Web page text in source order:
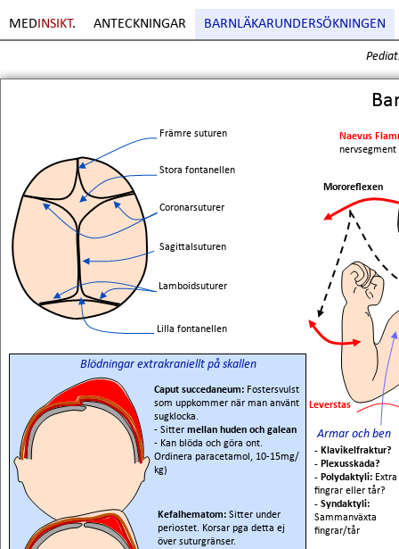
MED INSIKT. ANTECKNINGAR BARNLÄKARUNDERSÖKNINGEN
Mororeflexen
Naevus
nervsegment
Caput succedaneum: Fostersvulst
som uppkommer när man använt
sugklocka.
- Sitter mellan huden och galean
- Kan blöda och göra ont.
Ordinera paracetamol, 10-15mg/
kg)
Kefalhematom: Sitter under
periostet. Korsar pga detta ej
över suturgränser.
Blödningar extrakraniellt på skallen
Främre suturen
Stora fontanellen
Coronarsuturer
Sagittalsuturen
Lamboidsuturer
Lilla fontanellen
Armar och ben
- Klavikelfraktur?
- Plexusskada?
- Polydaktyli: Extra
fingrar eller tår?
- Syndaktyli:
Sammanväxta
fingrar/tår
Leverstas